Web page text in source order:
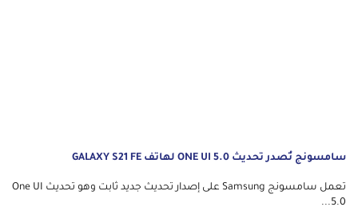
سامسونج تُصدر تحديث ONE UI 5.0 لهاتف GALAXY S21 FE
تعمل سامسونج Samsung على إصدار تحديث جديد ثابت وهو تحديث One UI
5.0...